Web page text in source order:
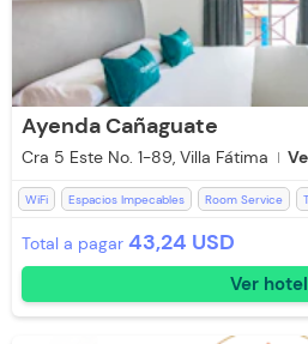
Ayenda Cañaguate
Cra 5 Este No. 1-89, Villa Fátima
WiFi Espacios Impecables Room Service
Toallas de
Ducha
Toallas
Total a pagar 43,24 USD
Ver hotel